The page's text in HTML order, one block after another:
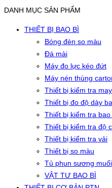
DANH MỤC SẢN PHẨM
THIẾT BỊ BAO BÌ
Bóng đèn so màu
Đá mài
Máy đo lực kéo đứt
Máy nén thùng
Thiết bị kiểm tra
Thiết bị đo độ dày
Thiết bị kiểm tra
Thiết bị kiểm tra độ
Thiết bị kiểm tra vải
Thiết bị so màu
Tủ phun sương muối
VẬT TƯ BAO BÌ